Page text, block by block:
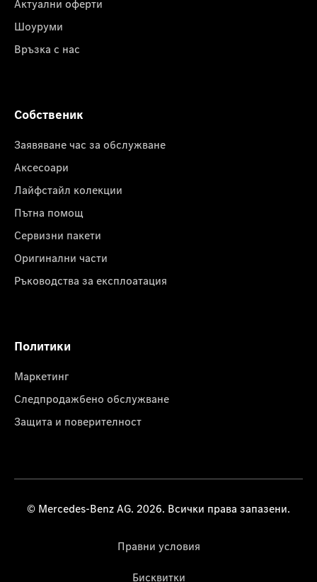
Актуални оферти
Шоуруми
Връзка с нас
Собственик
Заявяване час за обслужване
Аксесоари
Лайфстайл колекции
Пътна помощ
Сервизни пакети
Оригинални части
Ръководства за експлоатация
Политики
Маркетинг
Следпродажбено обслужване
Защита и поверителност
© Mercedes-Benz AG. 2026. Всички права запазени.
Правни условия
Бисквитки